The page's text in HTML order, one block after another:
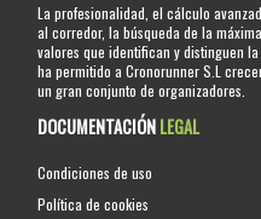
La profesionalidad, el cálculo
al corredor, la búsqueda de la
valores que identifican y distinguen
ha permitido a Cronorunner S.L
un gran conjunto de organizadores.
DOCUMENTACIÓNLEGAL
Condiciones de uso
Política de cookies